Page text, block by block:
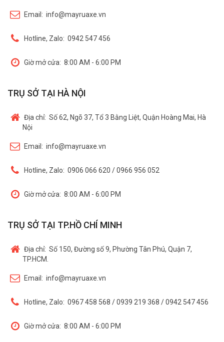
Email: info@mayruaxe.vn
Hotline, Zalo: 0942 547 456
Giờ mở cửa: 8:00 AM - 6:00 PM
TRỤ SỞ TẠI HÀ NỘI
Địa chỉ: Số 62, Ngõ 37, Tổ 3 Bằng Liệt, Quận Hoàng Mai, Hà
Nội
Email: info@mayruaxe.vn
Hotline, Zalo: 0906 066 620 / 0966 956 052
Giờ mở cửa: 8:00 AM - 6:00 PM
TRỤ SỞ TẠI TP.HỒ CHÍ MINH
Địa chỉ: Số 150, Đường số 9, Phường Tân Phú, Quận 7,
TP.HCM.
Email: info@mayruaxe.vn
Hotline, Zalo: 0967 458 568 / 0939 219 368 / 0942 547 456
Giờ mở cửa: 8:00 AM - 6:00 PM